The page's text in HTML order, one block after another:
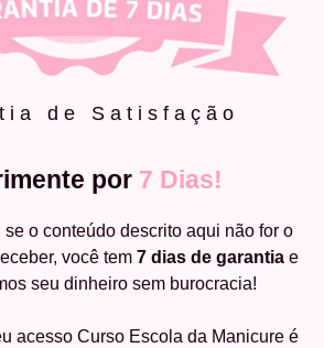
de Satisfação
por 7 Dias!
se o conteúdo descrito aqui não for o
você tem 7 dias de garantiae
seu dinheiro sem burocracia!
acesso Curso Escola da Manicure é